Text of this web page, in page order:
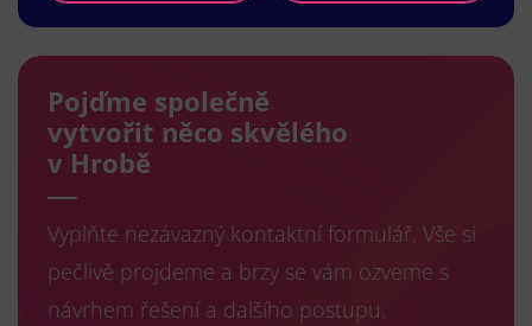
Pojďme společně
vytvořit něco skvělého
v Hrobě
Vyplňte nezávazný kontaktní formulář. Vše si
pečlivě projdeme a brzy se vám ozveme s
návrhem řešení a dalšího postupu.